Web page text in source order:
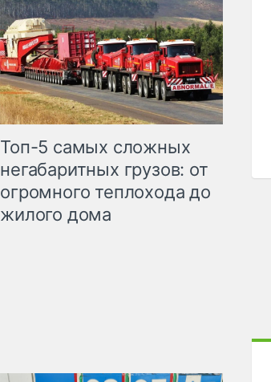
Топ-5 самых сложных
негабаритных грузов: от
огромного теплохода до
жилого дома